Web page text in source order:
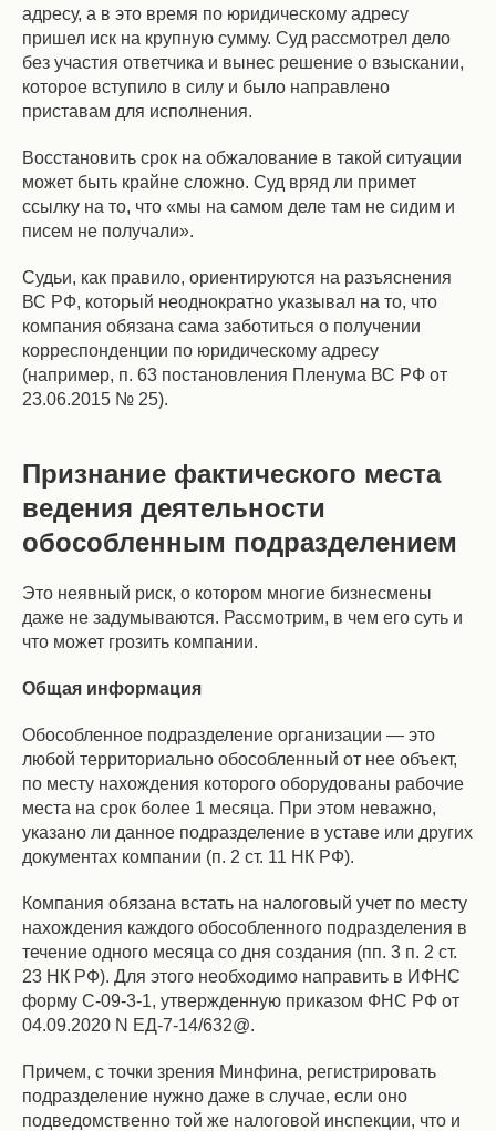
адресу, а в это время по юридическому адресу
пришел иск на крупную сумму. Суд рассмотрел дело
без участия ответчика и вынес решение о взыскании,
которое вступило в силу и было направлено
приставам для исполнения.
Восстановить срок на обжалование в такой ситуации
может быть крайне сложно. Суд вряд ли примет
ссылку на то, что «мы на самом деле там не сидим и
писем не получали».
Судьи, как правило, ориентируются на разъяснения
ВС РФ, который неоднократно указывал на то, что
компания обязана сама заботиться о получении
корреспонденции по юридическому адресу
(например, п. 63 постановления Пленума ВС РФ от
23.06.2015 № 25).
Признание фактического места
ведения деятельности
обособленным подразделением
Это неявный риск, о котором многие бизнесмены
даже не задумываются. Рассмотрим, в чем его суть и
что может грозить компании.
Общая информация
Обособленное подразделение организации — это
любой территориально обособленный от нее объект,
по месту нахождения которого оборудованы рабочие
места на срок более 1 месяца. При этом неважно,
указано ли данное подразделение в уставе или других
документах компании (п. 2 ст. 11 НК РФ).
Компания обязана встать на налоговый учет по месту
нахождения каждого обособленного подразделения в
течение одного месяца со дня создания (пп. 3 п. 2 ст.
23 НК РФ). Для этого необходимо направить в ИФНС
форму С-09-3-1, утвержденную приказом ФНС РФ от
04.09.2020 N ЕД-7-14/632@.
Причем, с точки зрения Минфина, регистрировать
подразделение нужно даже в случае, если оно
подведомственно той же налоговой инспекции, что и